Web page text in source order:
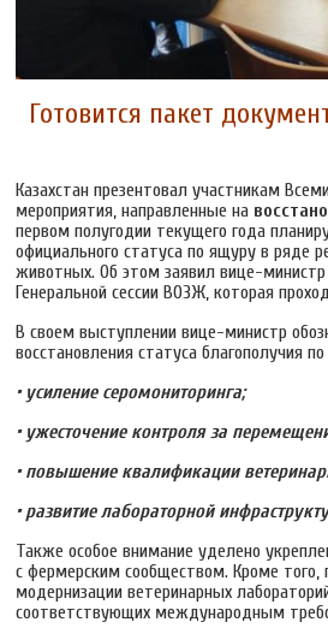
Готовится пакет
Казахстан презентовал участникам
мероприятия, направленные на
первом полугодии текущего года
официального статуса по ящуру в ряде
животных. Об этом заявил вице-министр
Генеральной сессии ВОЗЖ, которая
В своем выступлении вице-министр
восстановления статуса благополучия
• усиление серомониторинга;
• ужесточение контроля за
• повышение квалификации
• развитие лабораторной
Также особое внимание уделено
с фермерским сообществом. Кроме
модернизации ветеринарных
соответствующих международным